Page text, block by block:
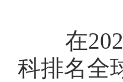
在2022
科排名全